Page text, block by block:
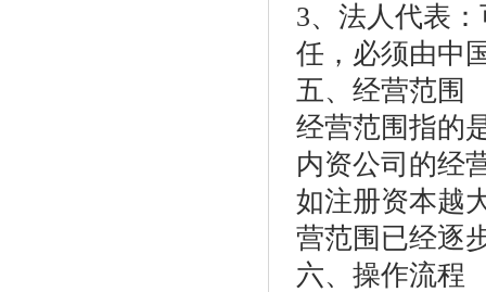
3、法人代表
任，必须由中
五、经营范围
经营范围指的
内资公司的经
如注册资本越
营范围已经逐
六、操作流程